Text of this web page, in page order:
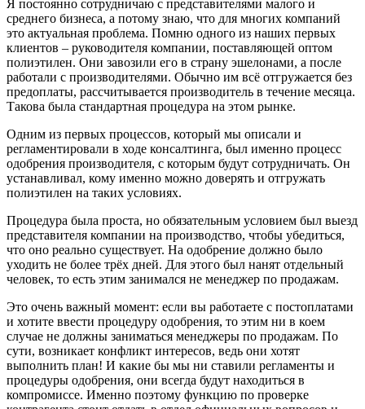
Я постоянно сотрудничаю с представителями малого и
среднего бизнеса, а потому знаю, что для многих компаний
это актуальная проблема. Помню одного из наших первых
клиентов – руководителя компании, поставляющей оптом
полиэтилен. Они завозили его в страну эшелонами, а после
работали с производителями. Обычно им всё отгружается без
предоплаты, рассчитывается производитель в течение месяца.
Такова была стандартная процедура на этом рынке.
Одним из первых процессов, который мы описали и
регламентировали в ходе консалтинга, был именно процесс
одобрения производителя, с которым будут сотрудничать. Он
устанавливал, кому именно можно доверять и отгружать
полиэтилен на таких условиях.
Процедура была проста, но обязательным условием был выезд
представителя компании на производство, чтобы убедиться,
что оно реально существует. На одобрение должно было
уходить не более трёх дней. Для этого был нанят отдельный
человек, то есть этим занимался не менеджер по продажам.
Это очень важный момент: если вы работаете с постоплатами
и хотите ввести процедуру одобрения, то этим ни в коем
случае не должны заниматься менеджеры по продажам. По
сути, возникает конфликт интересов, ведь они хотят
выполнить план! И какие бы мы ни ставили регламенты и
процедуры одобрения, они всегда будут находиться в
компромиссе. Именно поэтому функцию по проверке